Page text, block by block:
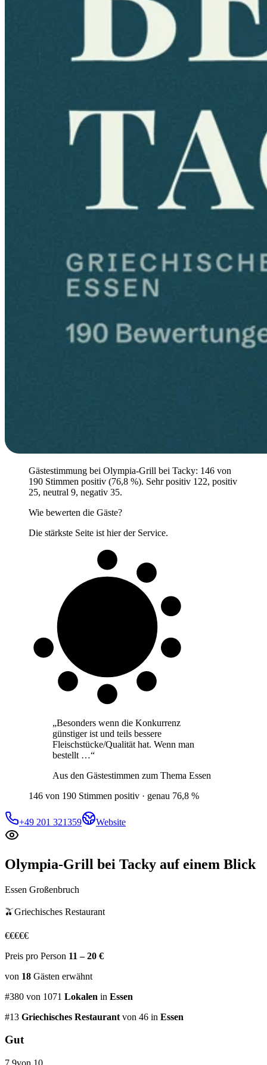
Gästestimmung bei Olympia-Grill bei Tacky: 146 von
190 Stimmen positiv (76,8 %). Sehr positiv 122, positiv
25, neutral 9, negativ 35.
Wie bewerten die Gäste?
Die stärkste Seite ist hier der Service.
„Besonders wenn die Konkurrenz
günstiger ist und teils bessere
Fleischstücke/Qualität hat. Wenn man
bestellt …“
Aus den Gästestimmen zum Thema Essen
146 von 190 Stimmen positiv · genau 76,8 %
+49 201 321359 Website
Olympia-Grill bei Tacky auf einem Blick
Essen Großenbruch
🫒Griechisches Restaurant
€€€€€
Preis pro Person 11 – 20 €
von 18 Gästen erwähnt
#380 von 1071 Lokalen in Essen
#13 Griechisches Restaurant von 46 in Essen
Gut
7,9von 10